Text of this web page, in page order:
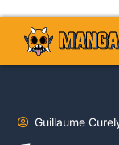
Guillaume